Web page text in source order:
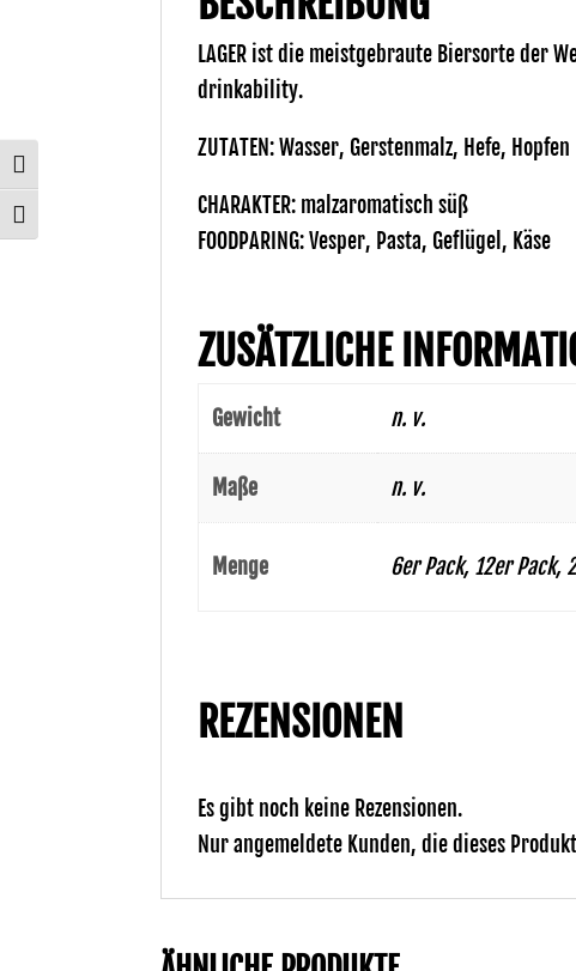
Umschalten auf hohe Kontraste
Schrift vergrößern
LAGER ist die meistgebraute Biersorte der
drinkability.
ZUTATEN: Wasser, Gerstenmalz, Hefe, Hopfen
CHARAKTER: malzaromatisch süß
FOODPARING: Vesper, Pasta, Geflügel, Käse
ZUSÄTZLICHE
Gewicht n. v.
Maße n. v.
Menge 6er Pack, 12er Pack,
REZENSIONEN
Es gibt noch keine Rezensionen.
Nur angemeldete Kunden, die dieses